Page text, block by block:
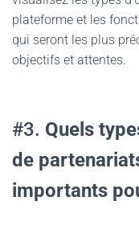
plateforme et les
qui seront les plus
objectifs et attentes.
#3. Quels
de
importants